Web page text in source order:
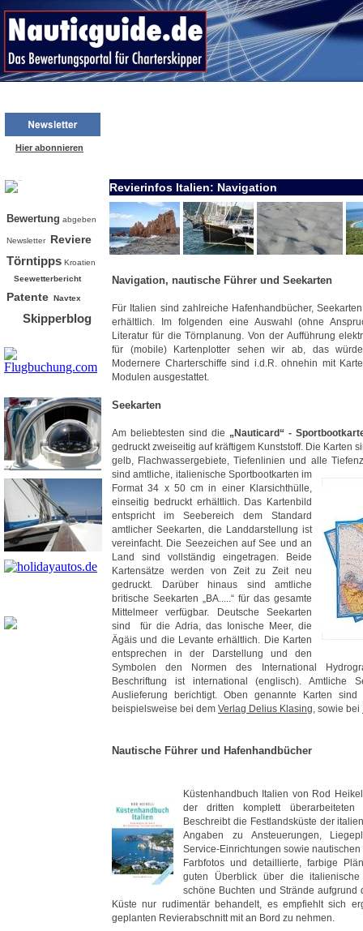
Navigation, nautische Führer und Seekarten
Für Italien sind zahlreiche Hafenhandbücher,
erhältlich. Im folgenden eine Auswahl (ohne
Literatur für die Törnplanung. Von der Aufführung
für (mobile) Kartenplotter sehen wir ab, das
Modernere Charterschiffe sind i.d.R. ohnehin mit
Modulen ausgestattet.
Seekarten
Am beliebtesten sind die „Nauticard“ -
gedruckt zweiseitig auf kräftigem Kunststoff. Die Karten
gelb, Flachwassergebiete, Tiefenlinien und alle
sind amtliche, italienische Sportbootkarten im
Format 34 x 50 cm in einer Klarsichthülle,
einseitig bedruckt erhältlich. Das Kartenbild
entspricht im Seebereich dem Standard
amtlicher Seekarten, die Landdarstellung ist
vereinfacht. Die Seezeichen auf See und an
Land sind vollständig eingetragen. Beide
Kartensätze werden von Zeit zu Zeit neu
gedruckt. Darüber hinaus sind amtliche
britische Seekarten „BA.....“ für das gesamte
Mittelmeer verfügbar. Deutsche Seekarten
sind für die Adria, das Ionische Meer, die
Ägäis und die Levante erhältlich. Die Karten
entsprechen in der Darstellung und den
Symbolen den Normen des International
Beschriftung ist international (englisch). Amtliche
Auslieferung berichtigt. Oben genannte Karten
beispielsweise bei dem Verlag Delius Klasing, sowie bei
Nautische Führer und Hafenhandbücher
Küstenhandbuch Italien von Rod
der dritten komplett überarbeiteten
Beschreibt die Festlandsküste der
Angaben zu Ansteuerungen,
Service-Einrichtungen sowie
Farbfotos und detaillierte, farbige
guten Überblick über die
schöne Buchten und Strände aufgrund
Küste nur rudimentär behandelt, es empfiehlt sich
geplanten Revierabschnitt mit an Bord zu nehmen.
Revierinfos Italien: Navigation
Hier abonnieren
Bw
Bewertung abgeben
Newsletter Reviere
Törntipps Kroatien
Seewetterbericht
Patente Navtex
Skipperblog